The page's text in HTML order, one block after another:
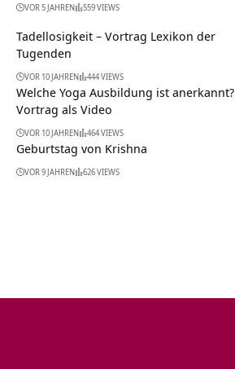
VOR 5 JAHREN 559 VIEWS
Tadellosigkeit – Vortrag Lexikon der
Tugenden
VOR 10 JAHREN 444 VIEWS
Welche Yoga Ausbildung ist anerkannt?
Vortrag als Video
VOR 10 JAHREN 464 VIEWS
Geburtstag von Krishna
VOR 9 JAHREN 626 VIEWS